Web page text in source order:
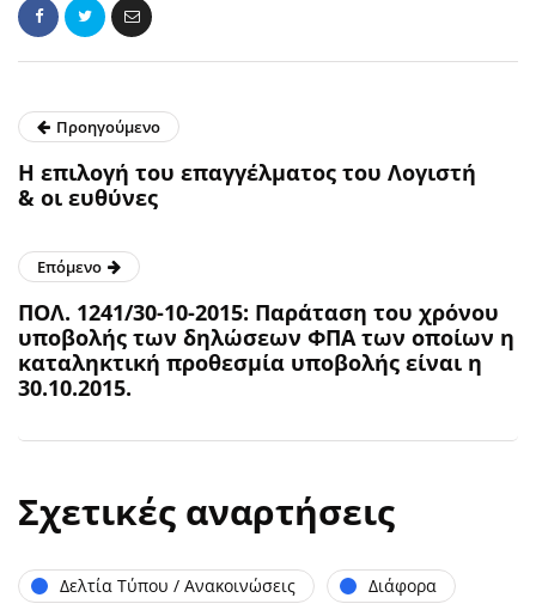
Προηγούμενο
Η επιλογή του επαγγέλματος του Λογιστή
& οι ευθύνες
Επόμενο
ΠΟΛ. 1241/30-10-2015: Παράταση του χρόνου
υποβολής των δηλώσεων ΦΠΑ των οποίων η
καταληκτική προθεσμία υποβολής είναι η
30.10.2015.
Σχετικές αναρτήσεις
Δελτία Τύπου / Ανακοινώσεις Διάφορα